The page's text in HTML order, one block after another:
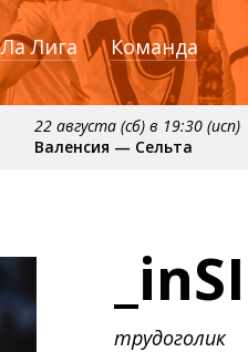
Ла Лига Команда
22 августа (сб) в 19:30 (исп)
Валенсия — Сельта
трудоголик